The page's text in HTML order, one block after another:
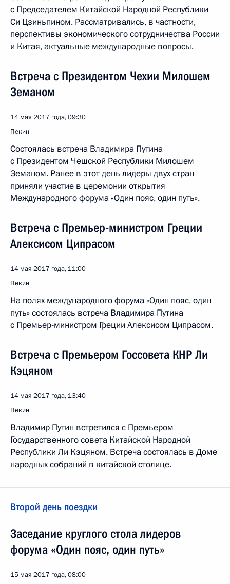
с Председателем Китайской Народной Республики
Си Цзиньпином. Рассматривались, в частности,
перспективы экономического сотрудничества России
и Китая, актуальные международные вопросы.
Встреча с Президентом Чехии Милошем
Земаном
14 мая 2017 года, 09:30
Пекин
Состоялась встреча Владимира Путина
с Президентом Чешской Республики Милошем
Земаном. Ранее в этот день лидеры двух стран
приняли участие в церемонии открытия
Международного форума «Один пояс, один путь».
Встреча с Премьер-министром Греции
Алексисом Ципрасом
14 мая 2017 года, 11:00
Пекин
На полях международного форума «Один пояс, один
путь» состоялась встреча Владимира Путина
с Премьер-министром Греции Алексисом Ципрасом.
Встреча с Премьером Госсовета КНР Ли
Кэцяном
14 мая 2017 года, 13:40
Пекин
Владимир Путин встретился с Премьером
Государственного совета Китайской Народной
Республики Ли Кэцяном. Встреча состоялась в Доме
народных собраний в китайской столице.
Второй день поездки
Заседание круглого стола лидеров
форума «Один пояс, один путь»
15 мая 2017 года, 08:00